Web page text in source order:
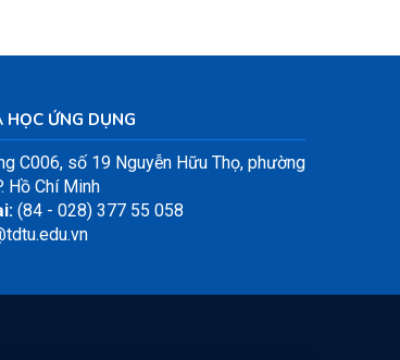
ỨNG DỤNG
C006, số 19 Nguyễn Hữu Thọ, phường
Hồ Chí Minh
(84 - 028) 377 55 058